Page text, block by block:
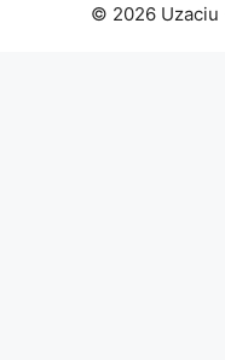
© 2026 Uzaciu